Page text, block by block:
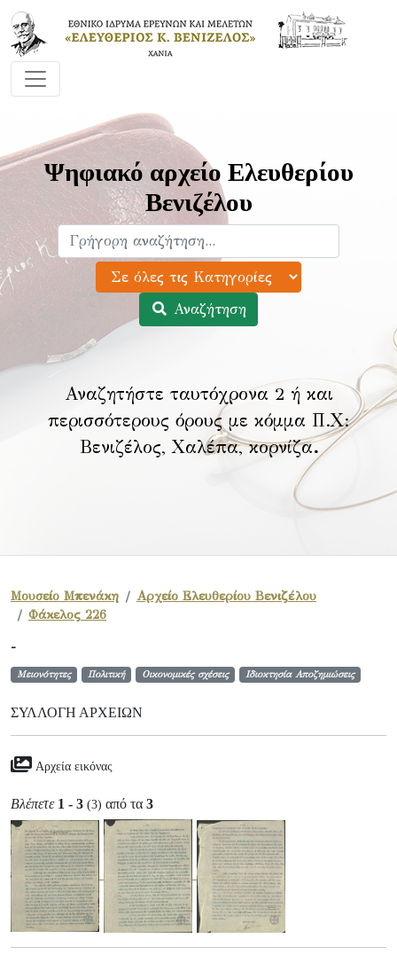
Ψηφιακό αρχείο Ελευθερίου
Βενιζέλου
Αναζήτηση
Αναζητήστε ταυτόχρονα 2 ή και
περισσότερους όρους με κόμμα Π.Χ:
Βενιζέλος, Χαλέπα, κορνίζα.
Μουσείο Μπενάκη
Αρχείο Ελευθερίου Βενιζέλου
Φάκελος 226
-
Μειονότητες Πολιτική Οικονομικές σχέσεις Ιδιοκτησία Αποζημιώσεις
ΣΥΛΛΟΓΉ ΑΡΧΕΊΩΝ
Αρχεία εικόνας
Βλέπετε 1 - 3 (3) από τα 3